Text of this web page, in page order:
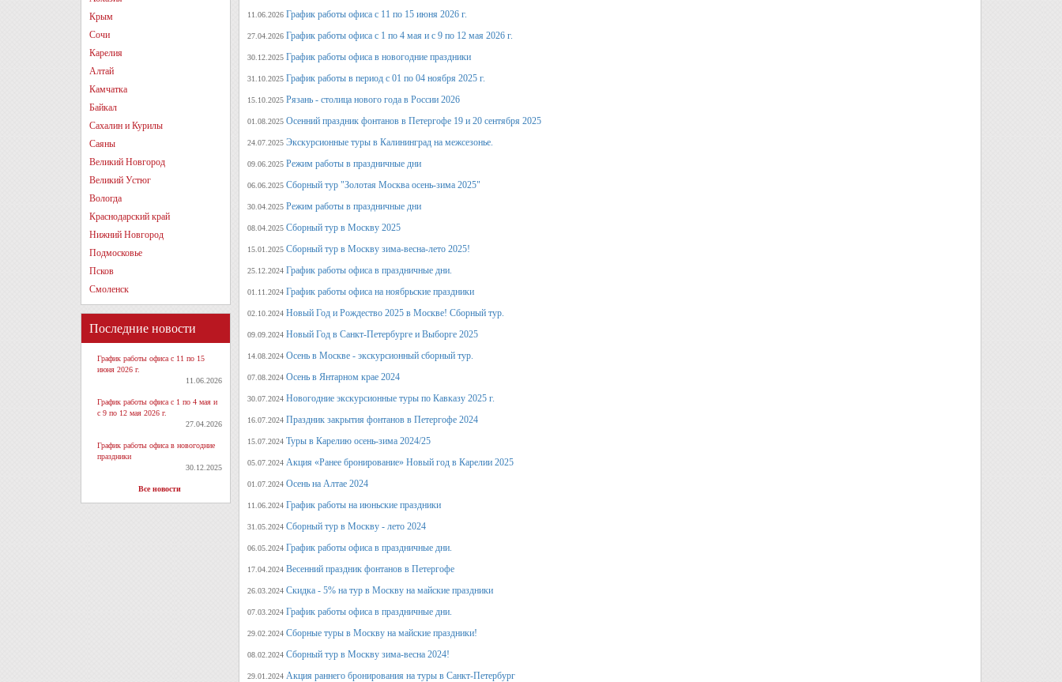
Крым
Сочи
Карелия
Алтай
Камчатка
Байкал
Сахалин и Курилы
Саяны
Великий Новгород
Великий Устюг
Вологда
Краснодарский край
Нижний Новгород
Подмосковье
Псков
Смоленск
Последние новости
График работы офиса с 11 по 15
июня 2026 г.
11.06.2026
График работы офиса с 1 по 4 мая и
с 9 по 12 мая 2026 г.
27.04.2026
График работы офиса в новогодние
праздники
30.12.2025
Все новости
11.06.2026 График работы офиса с 11 по 15 июня 2026 г.
27.04.2026 График работы офиса с 1 по 4 мая и с 9 по 12 мая 2026 г.
30.12.2025 График работы офиса в новогодние праздники
31.10.2025 График работы в период с 01 по 04 ноября 2025 г.
15.10.2025 Рязань - столица нового года в России 2026
01.08.2025 Осенний праздник фонтанов в Петергофе 19 и 20 сентября 2025
24.07.2025 Экскурсионные туры в Калининград на межсезонье.
09.06.2025 Режим работы в праздничные дни
06.06.2025 Сборный тур "Золотая Москва осень-зима 2025"
30.04.2025 Режим работы в праздничные дни
08.04.2025 Сборный тур в Москву 2025
15.01.2025 Сборный тур в Москву зима-весна-лето 2025!
25.12.2024 График работы офиса в праздничные дни.
01.11.2024 График работы офиса на ноябрьские праздники
02.10.2024 Новый Год и Рождество 2025 в Москве! Сборный тур.
09.09.2024 Новый Год в Санкт-Петербурге и Выборге 2025
14.08.2024 Осень в Москве - экскурсионный сборный тур.
07.08.2024 Осень в Янтарном крае 2024
30.07.2024 Новогодние экскурсионные туры по Кавказу 2025 г.
16.07.2024 Праздник закрытия фонтанов в Петергофе 2024
15.07.2024 Туры в Карелию осень-зима 2024/25
05.07.2024 Акция «Ранее бронирование» Новый год в Карелии 2025
01.07.2024 Осень на Алтае 2024
11.06.2024 График работы на июньские праздники
31.05.2024 Сборный тур в Москву - лето 2024
06.05.2024 График работы офиса в праздничные дни.
17.04.2024 Весенний праздник фонтанов в Петергофе
26.03.2024 Скидка - 5% на тур в Москву на майские праздники
07.03.2024 График работы офиса в праздничные дни.
29.02.2024 Сборные туры в Москву на майские праздники!
08.02.2024 Сборный тур в Москву зима-весна 2024!
29.01.2024 Акция раннего бронирования на туры в Санкт-Петербург